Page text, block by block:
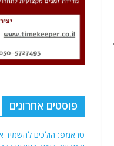
טילי שיוט הישראלים הצליחו להרוס לפחות חלק ממשגרי ה SA-2, SA-22, SA-5 ו- SA-17 במהלך התקיפות. ראוי לציין כי SA-22 aka.
פוסטים אחרונים
טראמפ: הולכים להשמיד